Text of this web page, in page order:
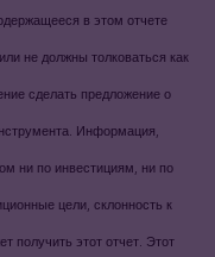
в этом отчете
не должны толковаться как
сделать предложение о
Информация,
ни по инвестициям, ни по
цели, склонность к
получить этот отчет. Этот